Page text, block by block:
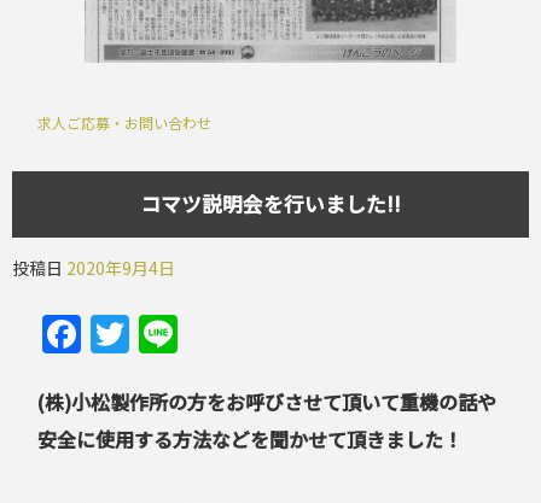
求人ご応募・お問い合わせ
コマツ説明会を行いました!!
投稿日 2020年9月4日
Facebook
Twitter
(株)小松製作所の方をお呼びさせて頂いて重機の話や
安全に使用する方法などを聞かせて頂きました！